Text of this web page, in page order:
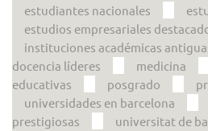
estudiantes nacionales
estudios empresariales
instituciones académicas
docencia líderes
medicina
educativas
posgrado
universidades en barcelona
prestigiosas
universitat de